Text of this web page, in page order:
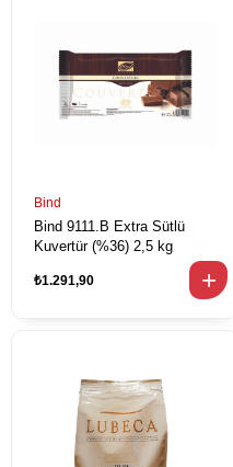
Bind
Bind 9111.B Extra Sütlü
Kuvertür (%36) 2,5 kg
₺1.291,90